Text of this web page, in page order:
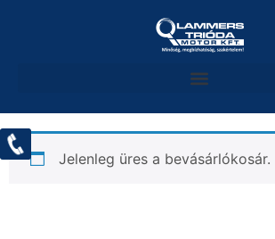
Jelenleg üres a bevásárlókosár.